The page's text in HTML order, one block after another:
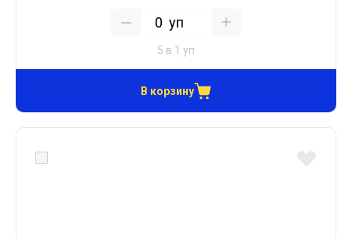
уп
5 в 1 уп
В корзину